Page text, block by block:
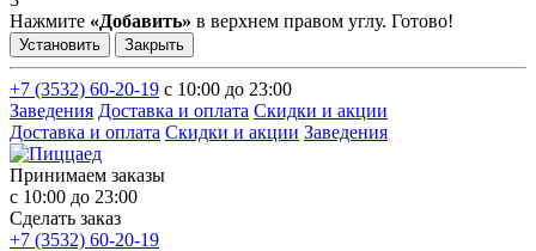
Нажмите «Добавить» в верхнем правом углу. Готово!
Установить Закрыть
+7 (3532) 60-20-19 с 10:00 до 23:00
Заведения Доставка и оплата Скидки и акции
Доставка и оплата Скидки и акции Заведения
Принимаем заказы
с 10:00 до 23:00
Сделать заказ
+7 (3532) 60-20-19